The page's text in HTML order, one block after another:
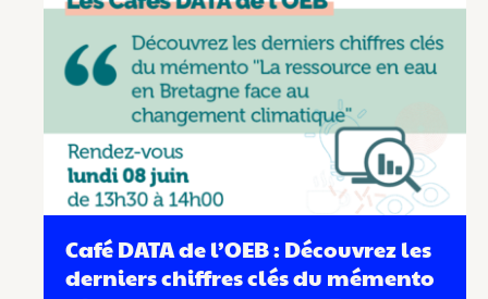
Café DATA de l’OEB : Découvrez les
derniers chiffres clés du mémento